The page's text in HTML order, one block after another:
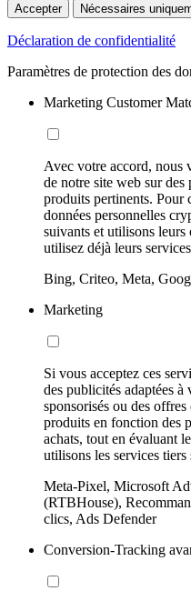
Accepter Nécessaires
Déclaration de confidentialité
Paramètres de protection des
Marketing Customer
Avec votre accord, nous
de notre site web sur
produits pertinents. Pour
données personnelles
suivants et utilisons
utilisez déjà leurs
Bing, Criteo, Meta,
Marketing
Si vous acceptez ces
des publicités adaptées à
sponsorisés ou des
produits en fonction des
achats, tout en évaluant
utilisons les services
Meta-Pixel, Microsoft
(RTBHouse),
clics, Ads Defender
Conversion-Tracking